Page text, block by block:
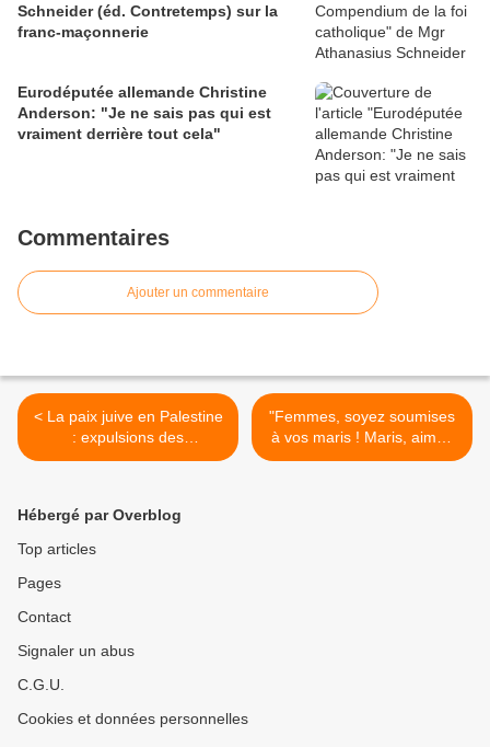
Schneider (éd. Contretemps) sur la
franc-maçonnerie
Eurodéputée allemande Christine
Anderson: "Je ne sais pas qui est
vraiment derrière tout cela"
Commentaires
Ajouter un commentaire
< La paix juive en Palestine
: expulsions des
Palestiniens de Jérusalem
"Femmes, soyez soumises
à vos maris ! Maris, aimez
vos femmes comme le
Hébergé par Overblog
Top articles
Pages
Contact
Signaler un abus
C.G.U.
Cookies et données personnelles